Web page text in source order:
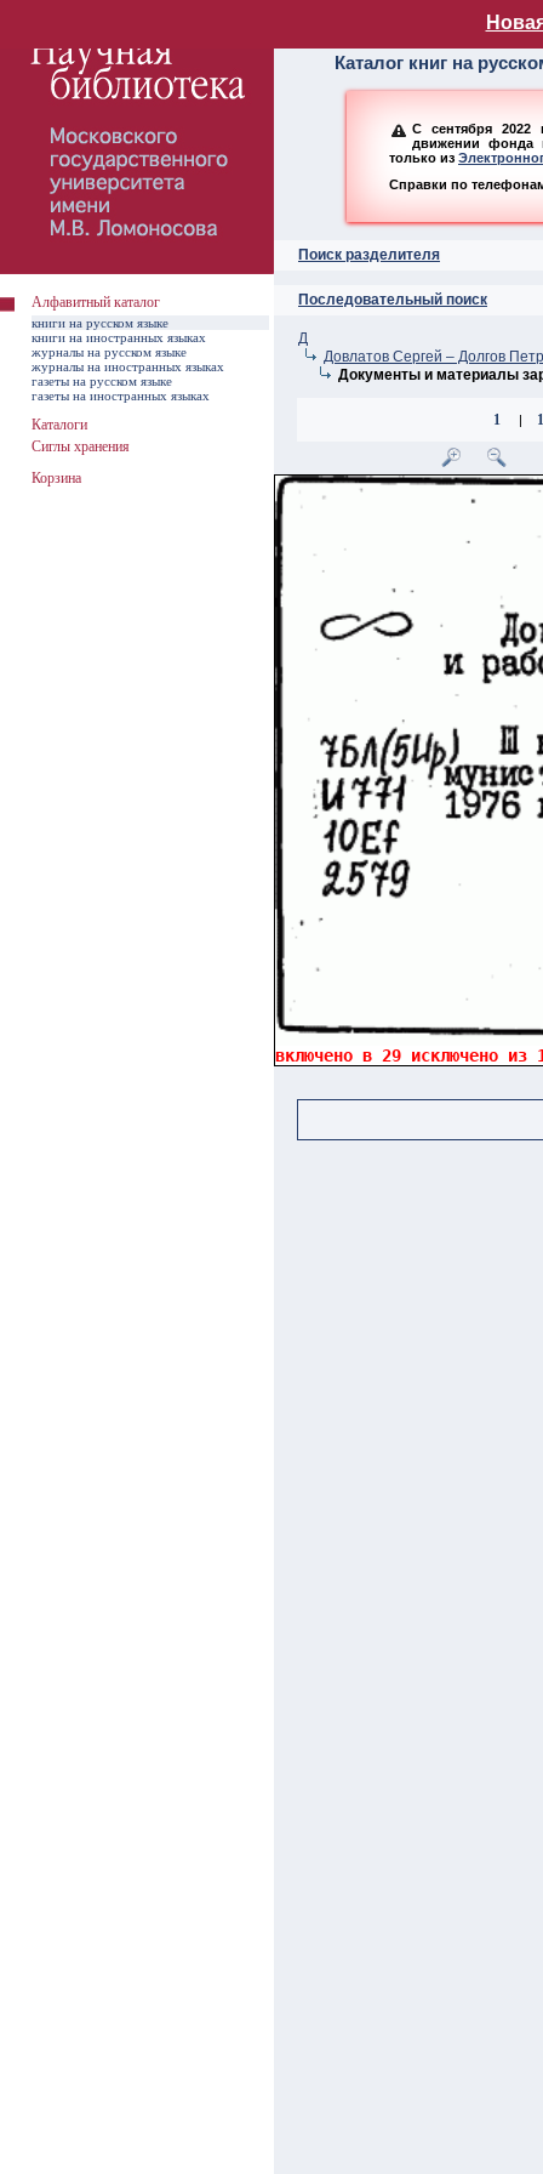
Алфавитный
Каталог книг на
С сентября 2022
движении фонда
только из
Справки по
Поиск разделителя
Последовательный поиск
Д
Довлатов Сергей – Долгов
Документы и материалы
1 |
Алфавитный каталог
книги на русском языке
книги на иностранных языках
журналы на русском языке
журналы на иностранных языках
газеты на русском языке
газеты на иностранных языках
Каталоги
Сиглы хранения
Корзина